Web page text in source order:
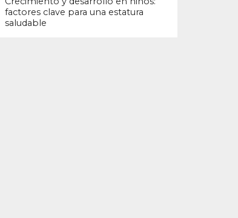
factores clave para una estatura
saludable